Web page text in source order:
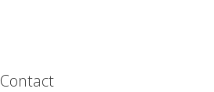
Contact